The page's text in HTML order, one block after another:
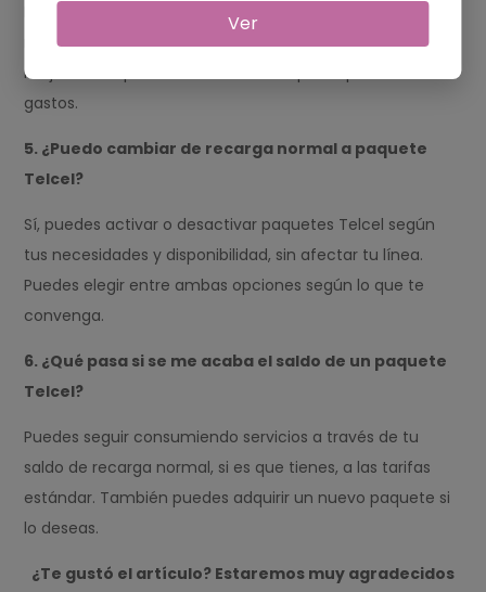
Evalúa tus hábitos de consumo: ¿Llamas mucho? ¿Envías
muchos mensajes? ¿Usas muchos datos? Elige el que
mejor se adapte a tus necesidades para optimizar tus
gastos.
5. ¿Puedo cambiar de recarga normal a paquete
Telcel?
Sí, puedes activar o desactivar paquetes Telcel según
tus necesidades y disponibilidad, sin afectar tu línea.
Puedes elegir entre ambas opciones según lo que te
convenga.
6. ¿Qué pasa si se me acaba el saldo de un paquete
Telcel?
Puedes seguir consumiendo servicios a través de tu
saldo de recarga normal, si es que tienes, a las tarifas
estándar. También puedes adquirir un nuevo paquete si
lo deseas.
¿Te gustó el artículo? Estaremos muy agradecidos
Ver